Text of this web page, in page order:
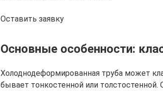
Оставить заявку
Основные особенности:
Холоднодеформированная труба может
бывает тонкостенной или толстостенной.